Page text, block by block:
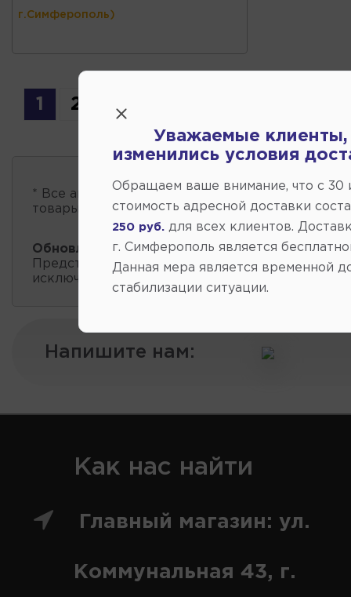
г.Симферополь)
1 2 3
* Все автозапчасти
,
товары проходит несколько раз в сутки.
Обновление остатков и цен: 10:01 2026-08-08
Представленные данные о запчастях на этой
исключительно информационный характер.
Напишите нам:
Как нас найти
Главный магазин: ул.
Коммунальная 43, г.
Уважаемые клиенты,
изменились условия
Обращаем ваше внимание, что c 30
стоимость адресной доставки
250 руб. для всех клиентов.
г. Симферополь является
Данная мера является временной
стабилизации ситуации.